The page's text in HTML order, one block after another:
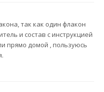
так как один флакон
и состав с инструкцией
прямо домой , пользуюсь